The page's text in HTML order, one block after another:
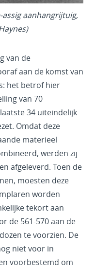
aanhangrijtuig,
van de
aan de komst van
het betrof hier
van 70
34 uiteindelijk
Omdat deze
materieel
werden zij
afgeleverd. Toen de
moesten deze
worden
tekort aan
de 561-570 aan de
te voorzien. De
niet voor in
voorbestemd om